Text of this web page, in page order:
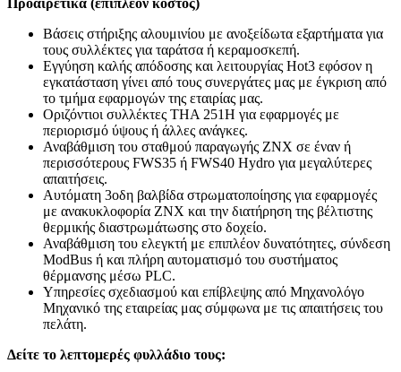
Βάσεις στήριξης αλουμινίου με ανοξείδωτα εξαρτήματα για
τους συλλέκτες για ταράτσα ή κεραμοσκεπή.
Εγγύηση καλής απόδοσης και λειτουργίας Hot3 εφόσον η
εγκατάσταση γίνει από τους συνεργάτες μας με έγκριση από
το τμήμα εφαρμογών της εταιρίας μας.
Οριζόντιοι συλλέκτες THA 251H για εφαρμογές με
περιορισμό ύψους ή άλλες ανάγκες.
Αναβάθμιση του σταθμού παραγωγής ΖΝΧ σε έναν ή
περισσότερους FWS35 ή FWS40 Hydro για μεγαλύτερες
απαιτήσεις.
Αυτόματη 3οδη βαλβίδα στρωματοποίησης για εφαρμογές
με ανακυκλοφορία ΖΝΧ και την διατήρηση της βέλτιστης
θερμικής διαστρωμάτωσης στο δοχείο.
Αναβάθμιση του ελεγκτή με επιπλέον δυνατότητες, σύνδεση
ModBus ή και πλήρη αυτοματισμό του συστήματος
θέρμανσης μέσω PLC.
Υπηρεσίες σχεδιασμού και επίβλεψης από Μηχανολόγο
Μηχανικό της εταιρείας μας σύμφωνα με τις απαιτήσεις του
πελάτη.
Δείτε το λεπτομερές φυλλάδιο τους: